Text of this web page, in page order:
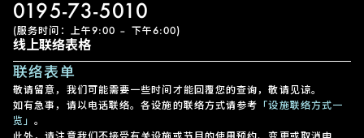
0195-73-5010
(服务时间：上午9:00 – 下午6:00)
线上联络表格
联络表单
敬请留意，我们可能需要一些时间才能回覆您的查询，敬请见谅。
如有急事，请以电话联络。各设施的联络方式请参考 「设施联络方式一
览」。